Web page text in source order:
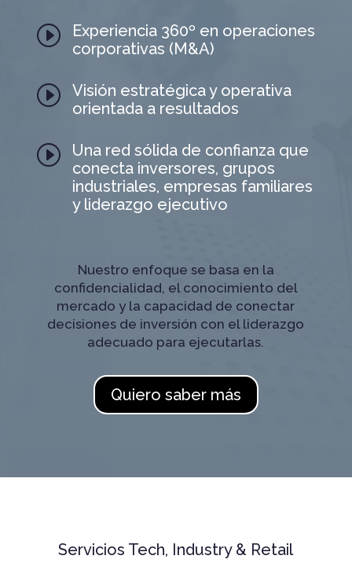
I
Experiencia 360º en operaciones
corporativas (M&A)
I
Visión estratégica y operativa
orientada a resultados
I
Una red sólida de confianza que
conecta inversores, grupos
industriales, empresas familiares
y liderazgo ejecutivo
Nuestro enfoque se basa en la
confidencialidad, el conocimiento del
mercado y la capacidad de conectar
decisiones de inversión con el liderazgo
adecuado para ejecutarlas.
Quiero saber más
Servicios Tech, Industry & Retail